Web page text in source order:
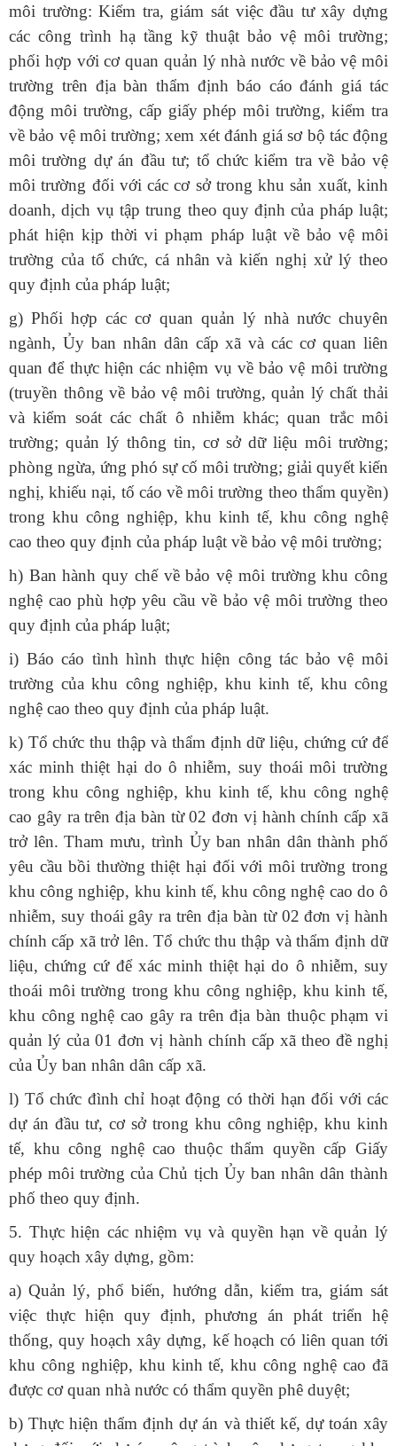
môi trường: Kiểm tra, giám sát việc đầu tư xây dựng
các công trình hạ tầng kỹ thuật bảo vệ môi trường;
phối hợp với cơ quan quản lý nhà nước về bảo vệ môi
trường trên địa bàn thẩm định báo cáo đánh giá tác
động môi trường, cấp giấy phép môi trường, kiểm tra
về bảo vệ môi trường; xem xét đánh giá sơ bộ tác động
môi trường dự án đầu tư; tổ chức kiểm tra về bảo vệ
môi trường đối với các cơ sở trong khu sản xuất, kinh
doanh, dịch vụ tập trung theo quy định của pháp luật;
phát hiện kịp thời vi phạm pháp luật về bảo vệ môi
trường của tổ chức, cá nhân và kiến nghị xử lý theo
quy định của pháp luật;
g) Phối hợp các cơ quan quản lý nhà nước chuyên
ngành, Ủy ban nhân dân cấp xã và các cơ quan liên
quan để thực hiện các nhiệm vụ về bảo vệ môi trường
(truyền thông về bảo vệ môi trường, quản lý chất thải
và kiểm soát các chất ô nhiễm khác; quan trắc môi
trường; quản lý thông tin, cơ sở dữ liệu môi trường;
phòng ngừa, ứng phó sự cố môi trường; giải quyết kiến
nghị, khiếu nại, tố cáo về môi trường theo thẩm quyền)
trong khu công nghiệp, khu kinh tế, khu công nghệ
cao theo quy định của pháp luật về bảo vệ môi trường;
h) Ban hành quy chế về bảo vệ môi trường khu công
nghệ cao phù hợp yêu cầu về bảo vệ môi trường theo
quy định của pháp luật;
i) Báo cáo tình hình thực hiện công tác bảo vệ môi
trường của khu công nghiệp, khu kinh tế, khu công
nghệ cao theo quy định của pháp luật.
k) Tổ chức thu thập và thẩm định dữ liệu, chứng cứ để
xác minh thiệt hại do ô nhiễm, suy thoái môi trường
trong khu công nghiệp, khu kinh tế, khu công nghệ
cao gây ra trên địa bàn từ 02 đơn vị hành chính cấp xã
trở lên. Tham mưu, trình Ủy ban nhân dân thành phố
yêu cầu bồi thường thiệt hại đối với môi trường trong
khu công nghiệp, khu kinh tế, khu công nghệ cao do ô
nhiễm, suy thoái gây ra trên địa bàn từ 02 đơn vị hành
chính cấp xã trở lên. Tổ chức thu thập và thẩm định dữ
liệu, chứng cứ để xác minh thiệt hại do ô nhiễm, suy
thoái môi trường trong khu công nghiệp, khu kinh tế,
khu công nghệ cao gây ra trên địa bàn thuộc phạm vi
quản lý của 01 đơn vị hành chính cấp xã theo đề nghị
của Ủy ban nhân dân cấp xã.
l) Tổ chức đình chỉ hoạt động có thời hạn đối với các
dự án đầu tư, cơ sở trong khu công nghiệp, khu kinh
tế, khu công nghệ cao thuộc thẩm quyền cấp Giấy
phép môi trường của Chủ tịch Ủy ban nhân dân thành
phố theo quy định.
5. Thực hiện các nhiệm vụ và quyền hạn về quản lý
quy hoạch xây dựng, gồm:
a) Quản lý, phổ biến, hướng dẫn, kiểm tra, giám sát
việc thực hiện quy định, phương án phát triển hệ
thống, quy hoạch xây dựng, kế hoạch có liên quan tới
khu công nghiệp, khu kinh tế, khu công nghệ cao đã
được cơ quan nhà nước có thẩm quyền phê duyệt;
b) Thực hiện thẩm định dự án và thiết kế, dự toán xây